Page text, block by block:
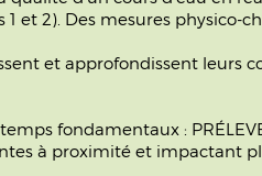
et 2). Des mesures physico-
et approfondissent leurs
fondamentaux :
à proximité et impactant